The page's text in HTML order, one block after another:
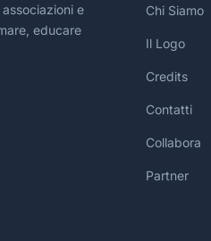
e
educare
Chi Siamo
Il Logo
Credits
Contatti
Collabora
Partner